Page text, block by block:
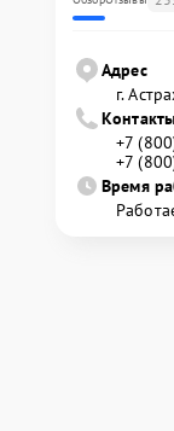
Адрес
г.
Контакты
+7
+7
Время